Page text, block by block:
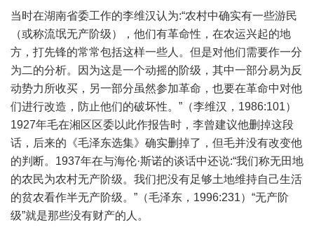
当时在湖南省委工作的李维汉认为:“农村中确实有一些游民
（或称流氓无产阶级），他们有革命性，在农运兴起的地
方，打先锋的常常包括这样一些人。但是对他们需要作一分
为二的分析。因为这是一个动摇的阶级，其中一部分易为反
动势力所收买，另一部分虽然参加革命，也要在革命中对他
们进行改造，防止他们的破坏性。”（李维汉，1986:101）
1927年毛在湘区区委以此作报告时，李曾建议他删掉这段
话，后来的《毛泽东选集》确实删掉了，但毛并没有改变他
的判断。1937年在与海伦·斯诺的谈话中还说:“我们称无田地
的农民为农村无产阶级。我们把没有足够土地维持自己生活
的贫农看作半无产阶级。”（毛泽东，1996:231）“无产阶
级”就是那些没有财产的人。